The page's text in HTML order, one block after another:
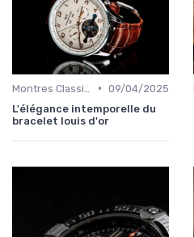
• 09/04/2025
L'élégance intemporelle du
bracelet louis d'or